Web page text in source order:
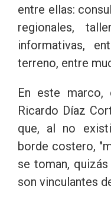
entre ellas:
regionales,
informativas,
terreno, entre
En este marco,
Ricardo Díaz
que, al no
borde costero,
se toman,
son vinculantes